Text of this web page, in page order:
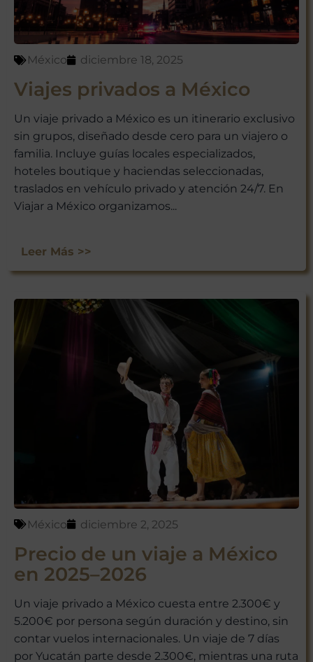
México diciembre 18, 2025
Viajes privados a México
Un viaje privado a México es un itinerario exclusivo
sin grupos, diseñado desde cero para un viajero o
familia. Incluye guías locales especializados,
hoteles boutique y haciendas seleccionadas,
traslados en vehículo privado y atención 24/7. En
Viajar a México organizamos...
Leer Más >>
México diciembre 2, 2025
Precio de un viaje a México
en 2025–2026
Un viaje privado a México cuesta entre 2.300€ y
5.200€ por persona según duración y destino, sin
contar vuelos internacionales. Un viaje de 7 días
por Yucatán parte desde 2.300€, mientras una ruta